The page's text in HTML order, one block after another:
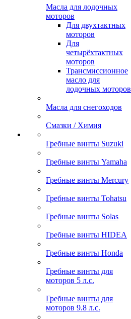
Масла для лодочных
моторов
Для двухтактных
моторов
Для
четырёхтактных
моторов
Трансмиссионное
масло для
лодочных моторов
Масла для снегоходов
Смазки / Химия
Гребные винты Suzuki
Гребные винты Yamaha
Гребные винты Mercury
Гребные винты Tohatsu
Гребные винты Solas
Гребные винты HIDEA
Гребные винты Honda
Гребные винты для
моторов 5 л.с.
Гребные винты для
моторов 9.8 л.с.